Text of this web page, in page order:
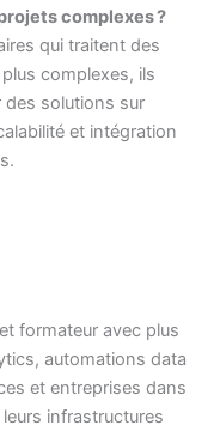
complexes ?
qui traitent des
complexes, ils
des solutions sur
et intégration
formateur avec plus
automations data
et entreprises dans
infrastructures